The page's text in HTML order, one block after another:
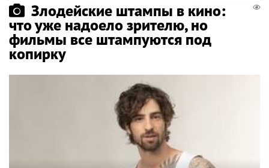
Злодейские штампы в кино:
что уже надоело зрителю, но
фильмы все штампуются под
копирку